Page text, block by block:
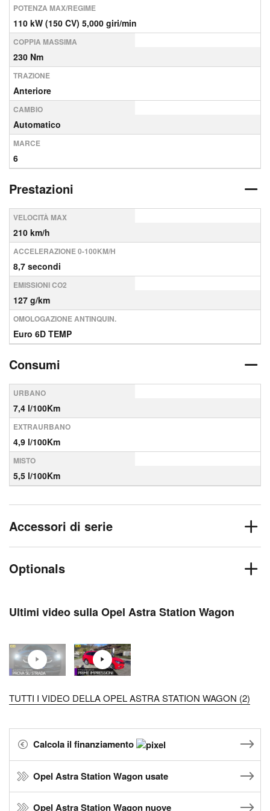
POTENZA MAX/REGIME
110 kW (150 CV) 5,000 giri/min
COPPIA MASSIMA
230 Nm
TRAZIONE
Anteriore
CAMBIO
Automatico
MARCE
6
Prestazioni
VELOCITÀ MAX
210 km/h
ACCELERAZIONE 0-100KM/H
8,7 secondi
EMISSIONI CO2
127 g/km
OMOLOGAZIONE ANTINQUIN.
Euro 6D TEMP
Consumi
URBANO
7,4 l/100Km
EXTRAURBANO
4,9 l/100Km
MISTO
5,5 l/100Km
Accessori di serie
Optionals
Ultimi video sulla Opel Astra Station Wagon
TUTTI I VIDEO DELLA OPEL ASTRA STATION WAGON (2)
Calcola il finanziamento
Opel Astra Station Wagon usate
Opel Astra Station Wagon nuove